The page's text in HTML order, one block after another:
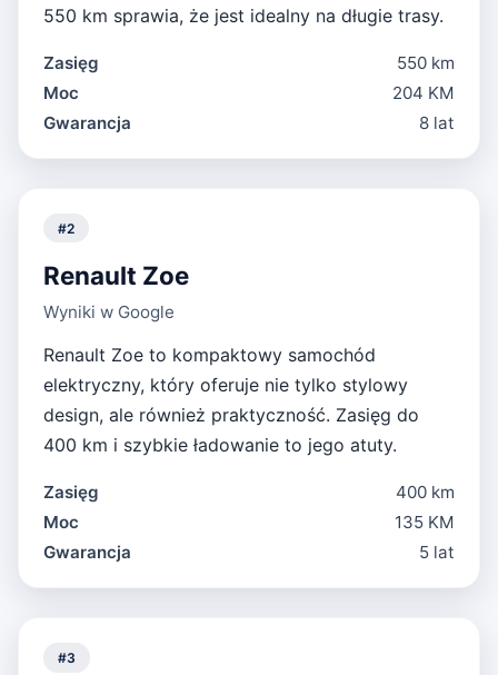
550 km sprawia, że jest idealny na długie trasy.
Zasięg
550 km
Moc
204 KM
Gwarancja
8 lat
#2
Renault Zoe
Wyniki w Google
Renault Zoe to kompaktowy samochód
elektryczny, który oferuje nie tylko stylowy
design, ale również praktyczność. Zasięg do
400 km i szybkie ładowanie to jego atuty.
Zasięg
400 km
Moc
135 KM
Gwarancja
5 lat
#3